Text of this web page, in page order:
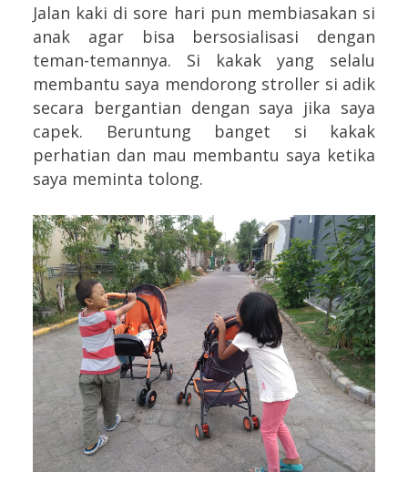
Jalan kaki di sore hari pun membiasakan si
anak agar bisa bersosialisasi dengan
teman-temannya. Si kakak yang selalu
membantu saya mendorong stroller si adik
secara bergantian dengan saya jika saya
capek. Beruntung banget si kakak
perhatian dan mau membantu saya ketika
saya meminta tolong.